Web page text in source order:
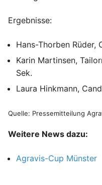
Ergebnisse:
Hans-Thorben Rüder,
Karin Martinsen,
Sek.
Laura Hinkmann,
Quelle: Pressemitteilung
Weitere News dazu:
Agravis-Cup Münster